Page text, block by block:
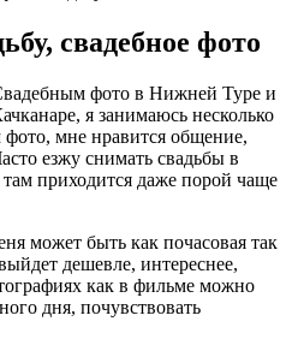
свадебное фото
фото в Нижней Туре и
я занимаюсь несколько
мне нравится общение,
езжу снимать свадьбы в
приходится даже порой чаще
может быть как почасовая так
дешевле, интереснее,
как в фильме можно
дня, почувствовать